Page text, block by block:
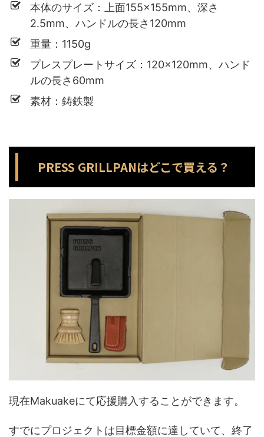
本体のサイズ：上面155×155mm、深さ
2.5mm、ハンドルの長さ120mm
重量：1150g
プレスプレートサイズ：120×120mm、ハンド
ルの長さ60mm
素材：鋳鉄製
PRESS GRILLPANはどこで買える？
現在Makuakeにて応援購入することができます。
すでにプロジェクトは目標金額に達していて、終了